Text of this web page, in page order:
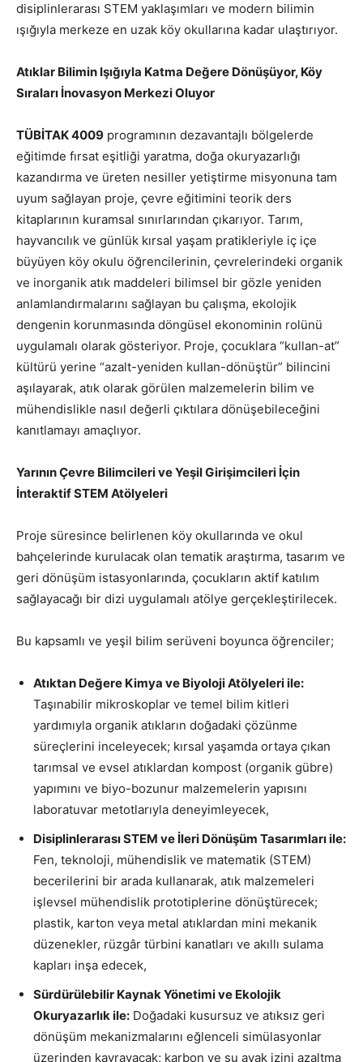
disiplinlerarası STEM yaklaşımları ve modern bilimin
ışığıyla merkeze en uzak köy okullarına kadar ulaştırıyor.
Atıklar Bilimin Işığıyla Katma Değere Dönüşüyor, Köy
Sıraları İnovasyon Merkezi Oluyor
TÜBİTAK 4009 programının dezavantajlı bölgelerde
eğitimde fırsat eşitliği yaratma, doğa okuryazarlığı
kazandırma ve üreten nesiller yetiştirme misyonuna tam
uyum sağlayan proje, çevre eğitimini teorik ders
kitaplarının kuramsal sınırlarından çıkarıyor. Tarım,
hayvancılık ve günlük kırsal yaşam pratikleriyle iç içe
büyüyen köy okulu öğrencilerinin, çevrelerindeki organik
ve inorganik atık maddeleri bilimsel bir gözle yeniden
anlamlandırmalarını sağlayan bu çalışma, ekolojik
dengenin korunmasında döngüsel ekonominin rolünü
uygulamalı olarak gösteriyor. Proje, çocuklara “kullan-at”
kültürü yerine “azalt-yeniden kullan-dönüştür” bilincini
aşılayarak, atık olarak görülen malzemelerin bilim ve
mühendislikle nasıl değerli çıktılara dönüşebileceğini
kanıtlamayı amaçlıyor.
Yarının Çevre Bilimcileri ve Yeşil Girişimcileri İçin
İnteraktif STEM Atölyeleri
Proje süresince belirlenen köy okullarında ve okul
bahçelerinde kurulacak olan tematik araştırma, tasarım ve
geri dönüşüm istasyonlarında, çocukların aktif katılım
sağlayacağı bir dizi uygulamalı atölye gerçekleştirilecek.
Bu kapsamlı ve yeşil bilim serüveni boyunca öğrenciler;
Atıktan Değere Kimya ve Biyoloji Atölyeleri ile:
Taşınabilir mikroskoplar ve temel bilim kitleri
yardımıyla organik atıkların doğadaki çözünme
süreçlerini inceleyecek; kırsal yaşamda ortaya çıkan
tarımsal ve evsel atıklardan kompost (organik gübre)
yapımını ve biyo-bozunur malzemelerin yapısını
laboratuvar metotlarıyla deneyimleyecek,
Disiplinlerarası STEM ve İleri Dönüşüm Tasarımları ile:
Fen, teknoloji, mühendislik ve matematik (STEM)
becerilerini bir arada kullanarak, atık malzemeleri
işlevsel mühendislik prototiplerine dönüştürecek;
plastik, karton veya metal atıklardan mini mekanik
düzenekler, rüzgâr türbini kanatları ve akıllı sulama
kapları inşa edecek,
Sürdürülebilir Kaynak Yönetimi ve Ekolojik
Okuryazarlık ile: Doğadaki kusursuz ve atıksız geri
dönüşüm mekanizmalarını eğlenceli simülasyonlar
üzerinden kavrayacak; karbon ve su ayak izini azaltma